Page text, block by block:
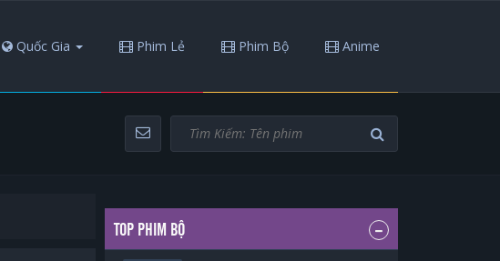
Quốc Gia Phim Lẻ Phim Bộ Anime
TOP PHIM BỘ